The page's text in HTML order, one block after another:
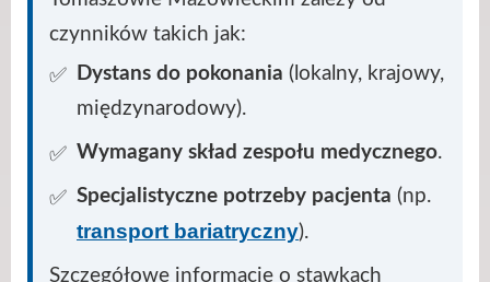
czynników takich jak:
Dystans do pokonania (lokalny, krajowy,
międzynarodowy).
Wymagany skład zespołu medycznego.
Specjalistyczne potrzeby pacjenta (np.
transport bariatryczny).
Szczegółowe informacje o stawkach